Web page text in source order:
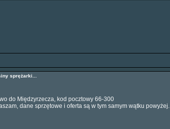
sprężarki...
do Międzyrzecza, kod pocztowy 66-300
dane sprzętowe i oferta są w tym samym wątku powyżej.